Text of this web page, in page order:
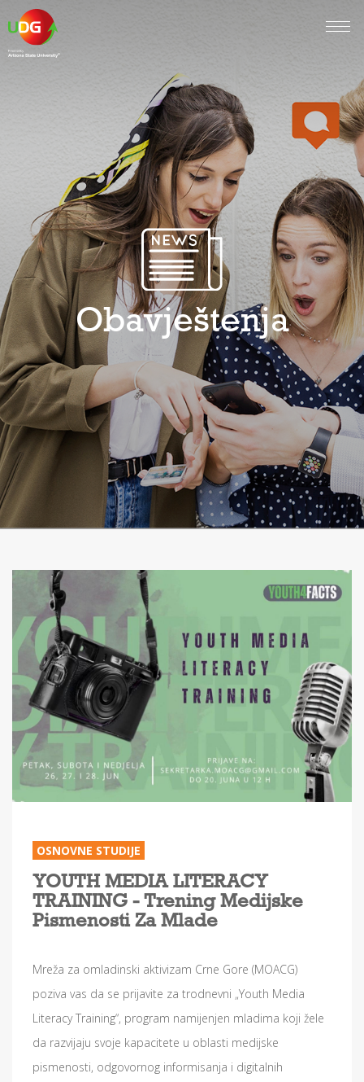
Obavještenja
OSNOVNE STUDIJE
YOUTH MEDIA LITERACY
TRAINING - Trening Medijske
Pismenosti Za Mlade
Mreža za omladinski aktivizam Crne Gore (MOACG)
poziva vas da se prijavite za trodnevni „Youth Media
Literacy Training“, program namijenjen mladima koji žele
da razvijaju svoje kapacitete u oblasti medijske
pismenosti, odgovornog informisanja i digitalnih